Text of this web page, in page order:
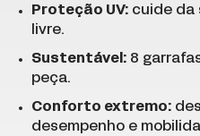
Proteção UV: cuide da
livre.
Sustentável: 8
peça.
Conforto extremo:
desempenho e